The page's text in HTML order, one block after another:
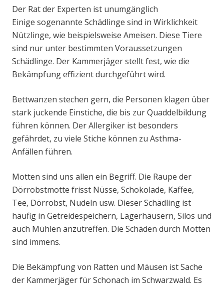
Der Rat der Experten ist unumgänglich
Einige sogenannte Schädlinge sind in Wirklichkeit
Nützlinge, wie beispielsweise Ameisen. Diese Tiere
sind nur unter bestimmten Voraussetzungen
Schädlinge. Der Kammerjäger stellt fest, wie die
Bekämpfung effizient durchgeführt wird.
Bettwanzen stechen gern, die Personen klagen über
stark juckende Einstiche, die bis zur Quaddelbildung
führen können. Der Allergiker ist besonders
gefährdet, zu viele Stiche können zu Asthma-
Anfällen führen.
Motten sind uns allen ein Begriff. Die Raupe der
Dörrobstmotte frisst Nüsse, Schokolade, Kaffee,
Tee, Dörrobst, Nudeln usw. Dieser Schädling ist
häufig in Getreidespeichern, Lagerhäusern, Silos und
auch Mühlen anzutreffen. Die Schäden durch Motten
sind immens.
Die Bekämpfung von Ratten und Mäusen ist Sache
der Kammerjäger für Schonach im Schwarzwald. Es